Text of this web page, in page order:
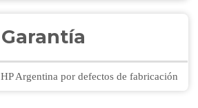
Garantía
HP Argentina por defectos de fabricación